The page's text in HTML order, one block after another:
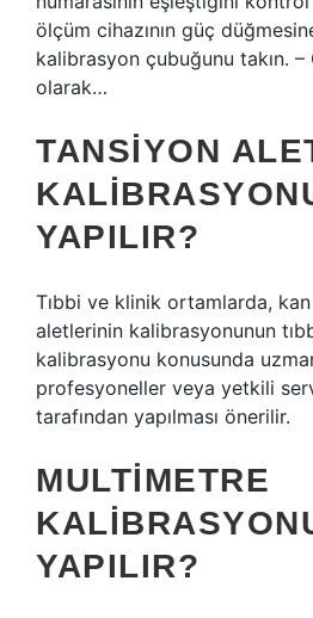
ölçüm cihazının güç
kalibrasyon çubuğunu takın.
olarak…
TANSIYON
YAPILIR?
Tıbbi ve klinik ortamlarda, kan
aletlerinin kalibrasyonunun
kalibrasyonu konusunda
profesyoneller veya yetkili
tarafından yapılması önerilir.
MULTIMETRE
YAPILIR?